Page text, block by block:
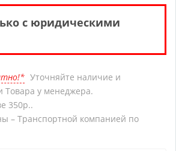
с юридическими
Уточняйте наличие и
Товара у менеджера.
350р..
– Транспортной компанией по